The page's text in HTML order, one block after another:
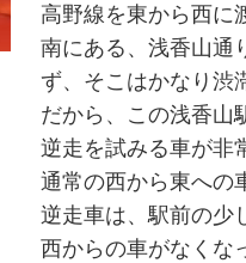
高野線を東から西に
南にある、浅香山通
ず、そこはかなり渋
だから、この浅香山
逆走を試みる車が非
通常の西から東への
逆走車は、駅前の少
西からの車がなくな